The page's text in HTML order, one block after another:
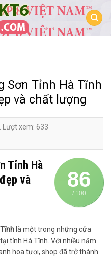
Sơn Tỉnh Hà Tĩnh
và chất lượng
xem: 633
86
/ 100
Tỉnh Hà
và
là một trong những cửa
tỉnh Hà Tĩnh. Với nhiều năm
hoa tươi, shop đã trở thành